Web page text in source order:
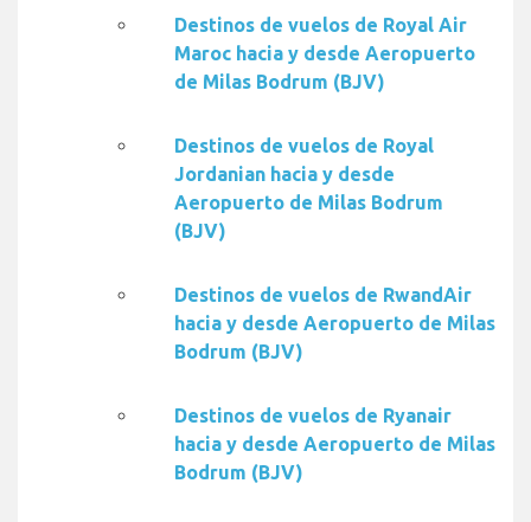
Destinos de vuelos de Royal Air
Maroc hacia y desde Aeropuerto
de Milas Bodrum (BJV)
Destinos de vuelos de Royal
Jordanian hacia y desde
Aeropuerto de Milas Bodrum
(BJV)
Destinos de vuelos de RwandAir
hacia y desde Aeropuerto de Milas
Bodrum (BJV)
Destinos de vuelos de Ryanair
hacia y desde Aeropuerto de Milas
Bodrum (BJV)